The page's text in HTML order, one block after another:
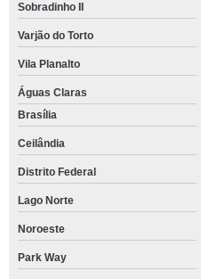
Sobradinho II
Varjão do Torto
Vila Planalto
Águas Claras
Brasília
Ceilândia
Distrito Federal
Lago Norte
Noroeste
Park Way